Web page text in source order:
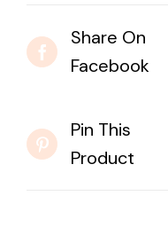
Share On
Facebook
Pin This
Product